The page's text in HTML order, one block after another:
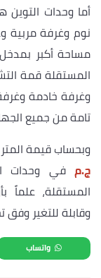
أما وحدات
نوم وغرفة مربية
مساحة أكبر
المستقلة قمة
وغرفة خادمة
تامة من جميع
وبحساب قيمة
ج.م في وحدات
المستقلة، علماً
وقابلة للتغير وفق
واتساب